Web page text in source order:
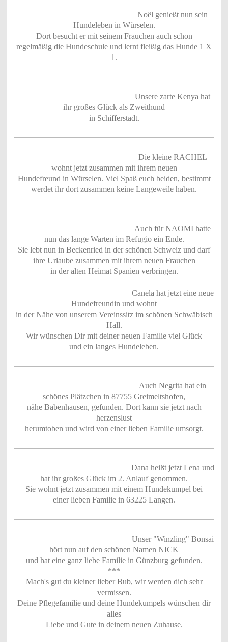
Noël genießt nun sein
Hundeleben in Würselen.
Dort besucht er mit seinem Frauchen auch schon
regelmäßig die Hundeschule und lernt fleißig das Hunde 1 X
1.
Unsere zarte Kenya hat
ihr großes Glück als Zweithund
in Schifferstadt.
Die kleine RACHEL
wohnt jetzt zusammen mit ihrem neuen
Hundefreund in Würselen. Viel Spaß euch beiden, bestimmt
werdet ihr dort zusammen keine Langeweile haben.
Auch für NAOMI hatte
nun das lange Warten im Refugio ein Ende.
Sie lebt nun in Beckenried in der schönen Schweiz und darf
ihre Urlaube zusammen mit ihrem neuen Frauchen
in der alten Heimat Spanien verbringen.
Canela hat jetzt eine neue
Hundefreundin und wohnt
in der Nähe von unserem Vereinssitz im schönen Schwäbisch
Hall.
Wir wünschen Dir mit deiner neuen Familie viel Glück
und ein langes Hundeleben.
Auch Negrita hat ein
schönes Plätzchen in 87755 Greimeltshofen,
nähe Babenhausen, gefunden. Dort kann sie jetzt nach
herzenslust
herumtoben und wird von einer lieben Familie umsorgt.
Dana heißt jetzt Lena und
hat ihr großes Glück im 2. Anlauf genommen.
Sie wohnt jetzt zusammen mit einem Hundekumpel bei
einer lieben Familie in 63225 Langen.
Unser "Winzling" Bonsai
hört nun auf den schönen Namen NICK
und hat eine ganz liebe Familie in Günzburg gefunden.
***
Mach's gut du kleiner lieber Bub, wir werden dich sehr
vermissen.
Deine Pflegefamilie und deine Hundekumpels wünschen dir
alles
Liebe und Gute in deinem neuen Zuhause.